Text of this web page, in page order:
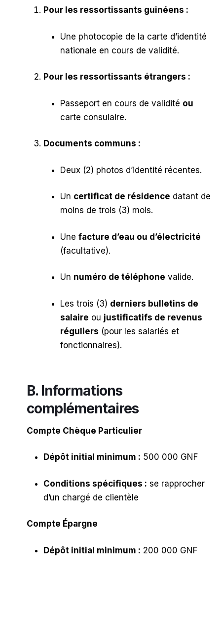
Pour les ressortissants guinéens :
Une photocopie de la carte d’identité
nationale en cours de validité.
Pour les ressortissants étrangers :
Passeport en cours de validité ou
carte consulaire.
Documents communs :
Deux (2) photos d’identité récentes.
Un certificat de résidence datant de
moins de trois (3) mois.
Une facture d’eau ou d’électricité
(facultative).
Un numéro de téléphone valide.
Les trois (3) derniers bulletins de
salaire ou justificatifs de revenus
réguliers (pour les salariés et
fonctionnaires).
B. Informations
complémentaires
Compte Chèque Particulier
Dépôt initial minimum : 500 000 GNF
Conditions spécifiques : se rapprocher
d’un chargé de clientèle
Compte Épargne
Dépôt initial minimum : 200 000 GNF